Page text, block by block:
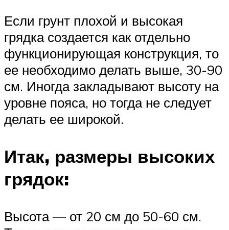
Если грунт плохой и высокая
грядка создается как отдельно
функционирующая конструкция, то
ее необходимо делать выше, 30-90
см. Иногда закладывают высоту на
уровне пояса, но тогда не следует
делать ее широкой.
Итак, размеры высоких
грядок:
Высота — от 20 см до 50-60 см.